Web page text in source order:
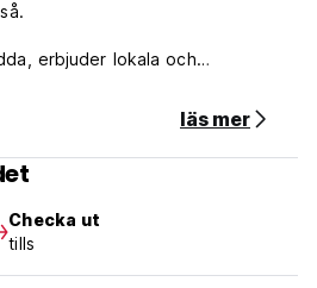
erbjuder lokala och
erbjuds. Jasayma Tayrona park
i Santa Marta.
läs mer
Checka ut
tills